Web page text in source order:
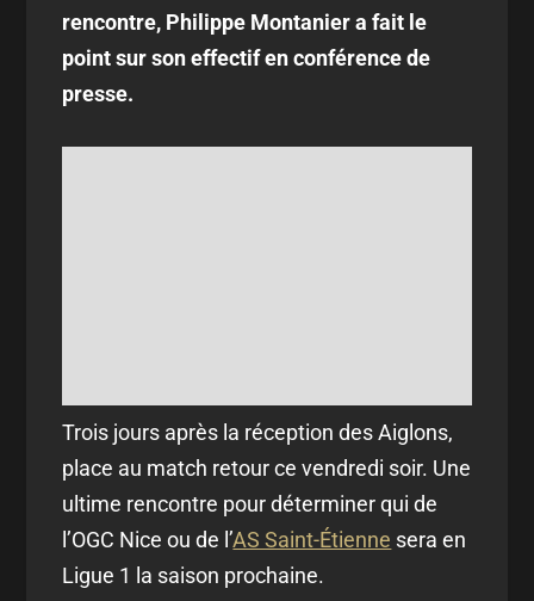
rencontre, Philippe Montanier a fait le
point sur son effectif en conférence de
presse.
Trois jours après la réception des Aiglons,
place au match retour ce vendredi soir. Une
ultime rencontre pour déterminer qui de
l’OGC Nice ou de l’AS Saint-Étienne sera en
Ligue 1 la saison prochaine.